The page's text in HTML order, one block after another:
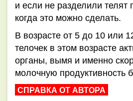
и если не разделили
когда это можно сделать.
В возрасте от 5 до 10 или
телочек в этом возрасте
органы, вымя и именно
молочную продуктивность
СПРАВКА ОТ АВТОРА